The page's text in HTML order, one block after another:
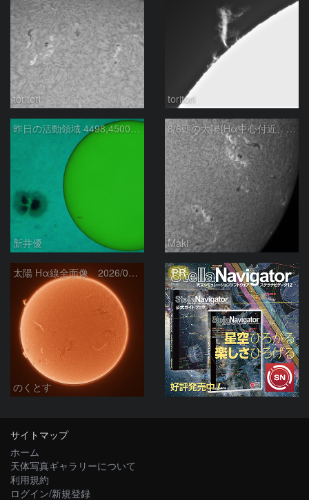
toritori toritori
昨日の活動領域 4498,4500：2026/08/05
新井優
8/6朝の太陽(Hα中心付近、4498、4502付近)
Maki
太陽 Hα線全面像 2026/08/06
のくとす
PR
サイトマップ
ホーム
天体写真ギャラリーについて
利用規約
ログイン/新規登録